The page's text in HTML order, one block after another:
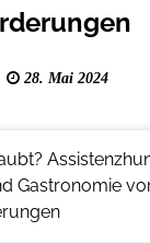
28. Mai 2024